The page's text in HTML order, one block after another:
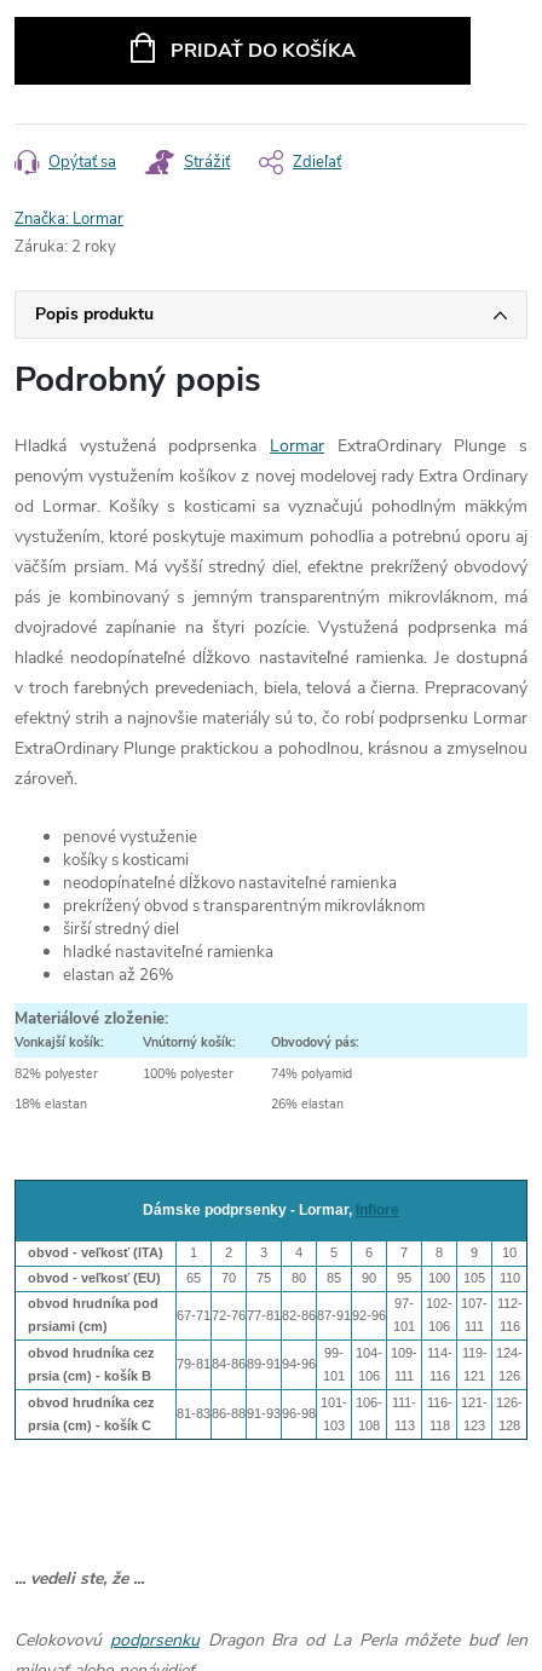
PRIDAŤ DO KOŠÍKA
Opýtať sa Strážiť Zdieľať
Značka: Lormar
Záruka: 2 roky
Popis produktu
Podrobný popis
Hladká vystužená podprsenka Lormar ExtraOrdinary Plunge s
penovým vystužením košíkov z novej modelovej rady Extra Ordinary
od Lormar. Košíky s kosticami sa vyznačujú pohodlným mäkkým
vystužením, ktoré poskytuje maximum pohodlia a potrebnú oporu aj
väčším prsiam. Má vyšší stredný diel, efektne prekrížený obvodový
pás je kombinovaný s jemným transparentným mikrovláknom, má
dvojradové zapínanie na štyri pozície. Vystužená podprsenka má
hladké neodopínateľné dĺžkovo nastaviteľné ramienka. Je dostupná
v troch farebných prevedeniach, biela, telová a čierna. Prepracovaný
efektný strih a najnovšie materiály sú to, čo robí podprsenku Lormar
ExtraOrdinary Plunge praktickou a pohodlnou, krásnou a zmyselnou
zároveň.
penové vystuženie
košíky s kosticami
neodopínateľné dĺžkovo nastaviteľné ramienka
prekrížený obvod s transparentným mikrovláknom
širší stredný diel
hladké nastaviteľné ramienka
elastan až 26%
Materiálové zloženie:
Vonkajší košík: Vnútorný košík:
Obvodový pás:
82% polyester
18% elastan
100% polyester
74% polyamid
26% elastan
Dámske podprsenky - Lormar, Infiore
obvod - veľkosť (ITA) 1 2 3 4 5 6 7 8 9
10
obvod - veľkosť (EU)
65 70 75 80 85 90 95 100 105
110
obvod hrudníka pod
prsiami (cm)
67-71 72-7677-81 82-8687-91 92-96
97-
101
102-
106
107-
111
112-
116
obvod hrudníka cez
prsia (cm) - košík B
79-81 84-8689-91 94-96
99-
101
104-
106
109-
111
114-
116
119-
121
124-
126
obvod hrudníka cez
prsia (cm) - košík C
81-8386-8891-9396-98
101-
103
106-
108
111-
113
116-
118
121-
123
126-
128
... vedeli ste, že ...
Celokovovú podprsenkuDragon Bra od La Perla môžete buď len